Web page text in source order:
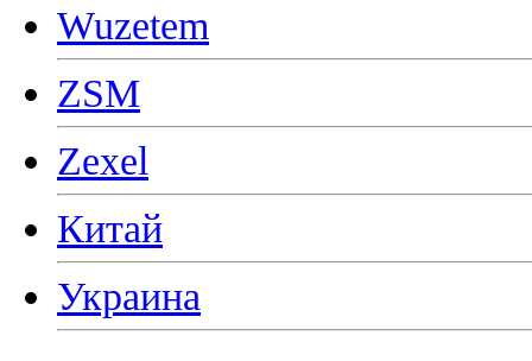
Wuzetem
ZSM
Zexel
Китай
Украина